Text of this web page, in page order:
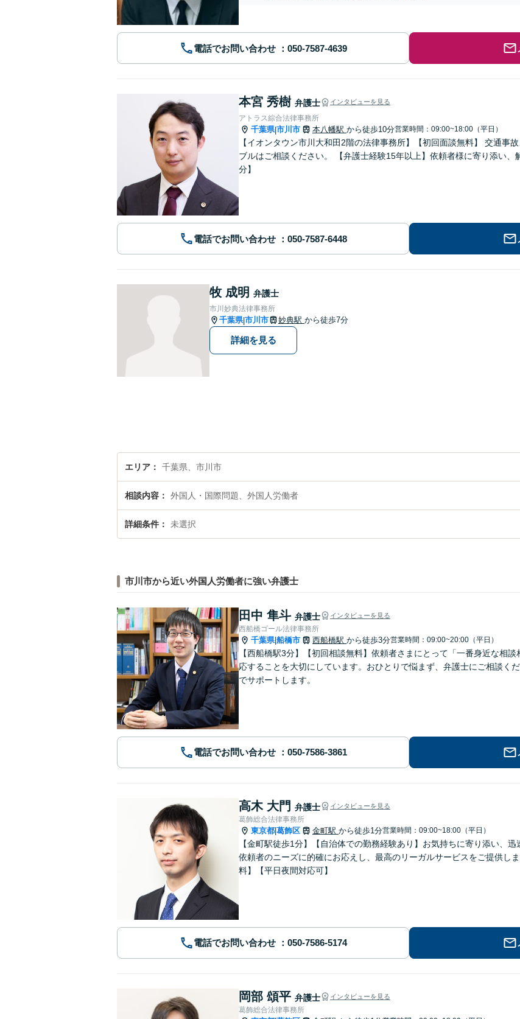
電話でお問い合わせ
本宮 秀樹 弁護士 インタビューを見る
アトラス綜合法律事務所
千葉県|市川市 本八幡駅 から徒歩10分営業時間：09:00~18:00（平日）
【イオンタウン市川大和田2階の法律事務所】【初回面談無料】 交通事
ブルはご相談ください。 【弁護士経験15年以上】依頼者様に寄り添い
分】
電話でお問い合わせ
牧 成明 弁護士
市川妙典法律事務所
千葉県|市川市 妙典駅 から徒歩7分
詳細を見る
エリア 千葉県、市川市
相談内容 外国人・国際問題、外国人労働者
詳細条件 未選択
市川市から近い外国人労働者に強い弁護士
田中 隼斗 弁護士 インタビューを見る
西船橋ゴール法律事務所
千葉県|船橋市 西船橋駅 から徒歩3分営業時間：09:00~20:00（平日）
【西船橋駅3分】【初回相談無料】依頼者さまにとって「一番身近な相
応することを大切にしています。おひとりで悩まず、弁護士にご相談く
でサポートします。
電話でお問い合わせ
高木 大門 弁護士 インタビューを見る
葛飾総合法律事務所
東京都 葛飾区 金町駅 から徒歩1分営業時間：09:00~18:00（平日）
【金町駅徒歩1分】【自治体での勤務経験あり】お気持ちに寄り添い、
依頼者のニーズに的確にお応えし、最高のリーガルサービスをご提供し
料】【平日夜間対応可】
電話でお問い合わせ
岡部 頌平 弁護士 インタビューを見る
葛飾総合法律事務所